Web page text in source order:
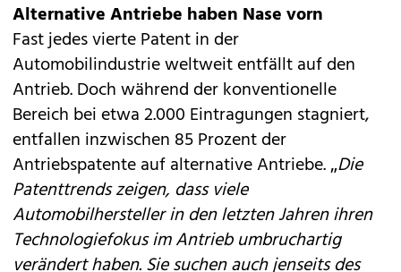
Alternative Antriebe haben Nase vorn
Fast jedes vierte Patent in der
Automobilindustrie weltweit entfällt auf den
Antrieb. Doch während der konventionelle
Bereich bei etwa 2.000 Eintragungen stagniert,
entfallen inzwischen 85 Prozent der
Antriebspatente auf alternative Antriebe. „Die
Patenttrends zeigen, dass viele
Automobilhersteller in den letzten Jahren ihren
Technologiefokus im Antrieb umbruchartig
verändert haben. Sie suchen auch jenseits des